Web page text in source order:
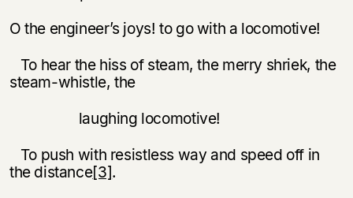
O the engineer’s joys! to go with a locomotive!
To hear the hiss of steam, the merry shriek, the
steam-whistle, the
laughing locomotive!
To push with resistless way and speed off in
the distance[3].